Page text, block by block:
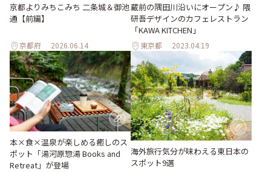
京都よりみちこみち 二条城＆御池
通【前編】
京都府 2026.06.14
蔵前の隅田川沿いにオープン♪ 隈
研吾デザインのカフェレストラン
「KAWA KITCHEN」
東京都 2023.04.19
本×食×温泉が楽しめる癒しのス
ポット「湯河原惣湯 Books and
Retreat」が登場
海外旅行気分が味わえる東日本の
スポット9選